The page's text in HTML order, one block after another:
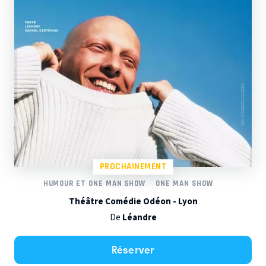
PROCHAINEMENT
HUMOUR ET ONE MAN SHOW ONE MAN SHOW
Théâtre Comédie Odéon - Lyon
De Léandre
Réserver